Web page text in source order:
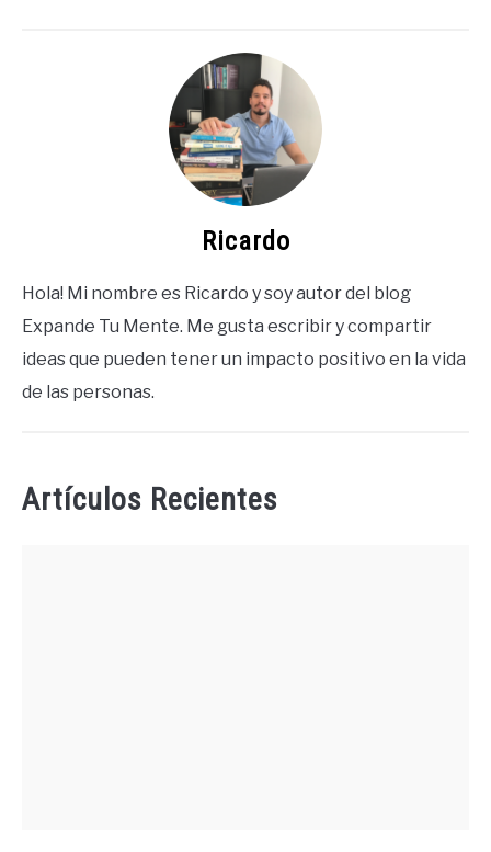
Ricardo
Hola! Mi nombre es Ricardo y soy autor del blog
Expande Tu Mente. Me gusta escribir y compartir
ideas que pueden tener un impacto positivo en la vida
de las personas.
Artículos Recientes